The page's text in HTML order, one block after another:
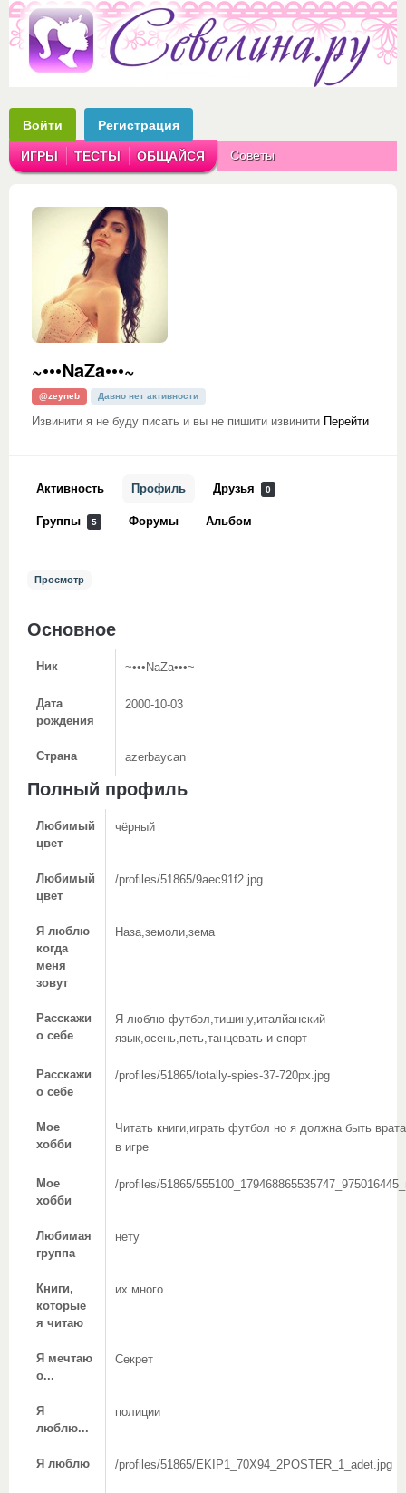
Войти Регистрация
ИГРЫ ТЕСТЫ ОБЩАЙСЯ Советы
~•••NaZa•••~
@zeyneb Давно нет активности
Извинити я не буду писать и вы не пишити извинити Перейти
Активность Профиль Друзья 0
Группы 5 Форумы Альбом
Просмотр
Основное
Ник ~•••NaZa•••~
Дата
рождения
2000-10-03
Страна azerbaycan
Полный профиль
Любимый
цвет
чёрный
Любимый
цвет
/profiles/51865/9aec91f2.jpg
Я люблю
когда
меня
зовут
Наза,земоли,зема
Расскажи
о себе
Я люблю футбол,тишину,италйанский
язык,осень,петь,танцевать и спорт
Расскажи
о себе
/profiles/51865/totally-spies-37-720px.jpg
Мое
хобби
Читать книги,играть футбол но я должна быть
в игре
Мое
хобби
/profiles/51865/
Любимая
группа
нету
Книги,
которые
я читаю
их много
Я мечтаю
о...
Секрет
Я
люблю...
полиции
Я люблю /profiles/51865/EKIP1_70X94_2POSTER_1_adet.jpg